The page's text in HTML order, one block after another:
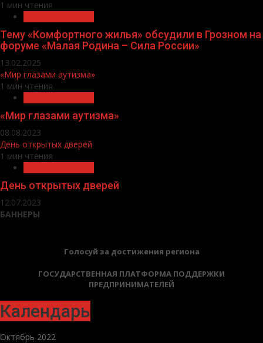
1 мин чтения
Тему «Комфортного жилья» обсудили в Грозном на
форуме «Малая Родина – Сила России»
13.02.2025
«Мир глазами аутизма»
1 мин чтения
«Мир глазами аутизма»
08.08.2023
День открытых дверей
1 мин чтения
День открытых дверей
12.07.2023
БАННЕРЫ
Голосуй за достижения региона
ГОСУДАРСТВЕННАЯ ПЛАТФОРМА ПОДДЕРЖКИ
ПРЕДПРИНИМАТЕЛЕЙ
Календарь
Октябрь 2022